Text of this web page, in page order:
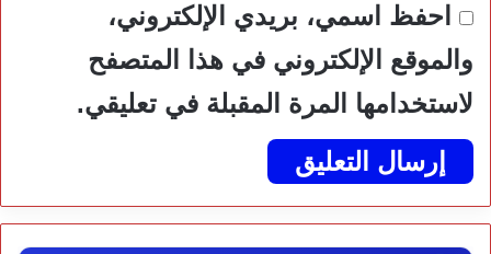
احفظ اسمي، بريدي الإلكتروني،
والموقع الإلكتروني في هذا المتصفح
لاستخدامها المرة المقبلة في تعليقي.